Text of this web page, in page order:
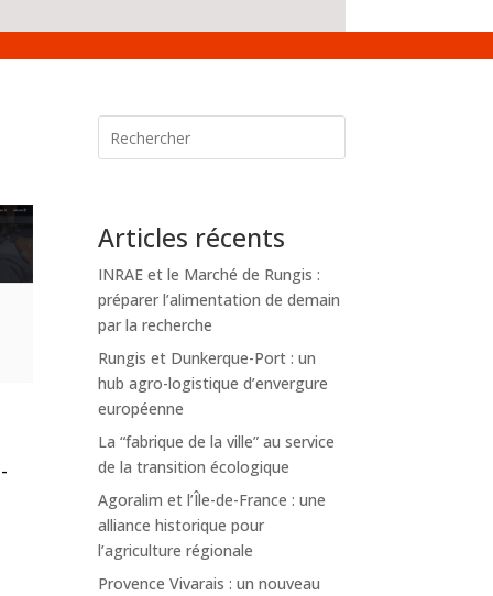
Articles récents
INRAE et le Marché de Rungis :
préparer l’alimentation de demain
par la recherche
Rungis et Dunkerque-Port : un
hub agro-logistique d’envergure
européenne
La “fabrique de la ville” au service
de la transition écologique
Agoralim et l’Île-de-France : une
alliance historique pour
l’agriculture régionale
Provence Vivarais : un nouveau